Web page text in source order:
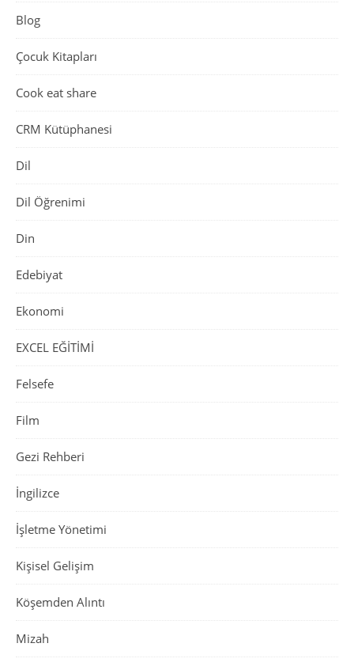
Blog
Çocuk Kitapları
Cook eat share
CRM Kütüphanesi
Dil
Dil Öğrenimi
Din
Edebiyat
Ekonomi
EXCEL EĞİTİMİ
Felsefe
Film
Gezi Rehberi
İngilizce
İşletme Yönetimi
Kişisel Gelişim
Köşemden Alıntı
Mizah